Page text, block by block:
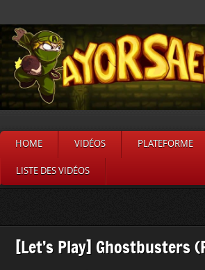
HOME VIDÉOS PLATEFORME
LISTE DES VIDÉOS
[Let’s Play] Ghostbusters